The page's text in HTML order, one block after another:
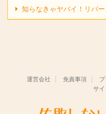
知らなきゃヤバイ！リバ
運営会社 免責事項
サ